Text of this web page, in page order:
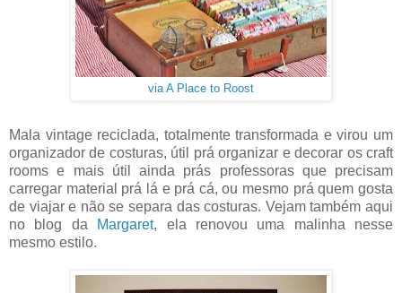
via A Place to Roost
Mala vintage reciclada, totalmente transformada e virou um
organizador de costuras, útil prá organizar e decorar os craft
rooms e mais útil ainda prás professoras que precisam
carregar material prá lá e prá cá, ou mesmo prá quem gosta
de viajar e não se separa das costuras. Vejam também aqui
no blog da
Margaret, ela renovou uma malinha nesse
mesmo estilo.